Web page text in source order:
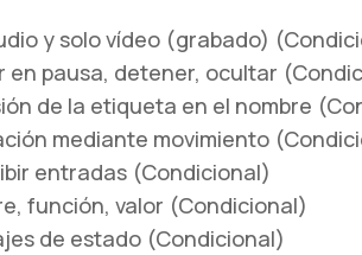
y solo vídeo (grabado)
en pausa, detener, ocultar
de la etiqueta en el nombre
mediante movimiento
entradas (Condicional)
función, valor (Condicional)
de estado (Condicional)